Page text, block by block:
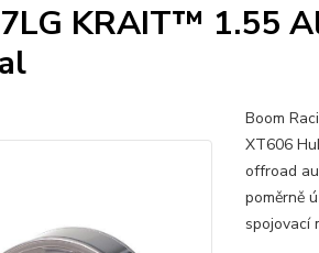
KRAIT™ 1.55
Boom
XT606
offroad
poměrně
spojovací